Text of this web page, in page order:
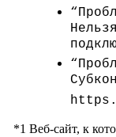
*1 Веб-сайт, к